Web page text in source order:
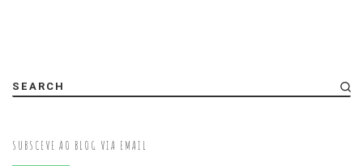
SEARCH
SUBSCEVE AO BLOG VIA EMAIL